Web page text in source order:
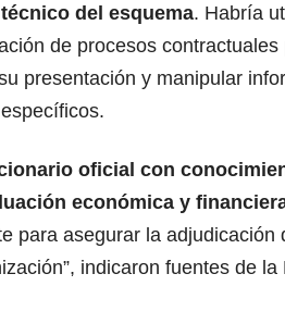
del esquema. Habría
de procesos
presentación y manipular
oficial con
económica y
para asegurar la adjudicación
indicaron fuentes de la